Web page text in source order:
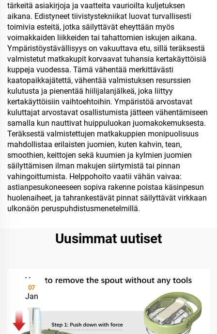
tärkeitä asiakirjoja ja vaatteita vaurioilta kuljetuksen
aikana. Edistyneet tiivistystekniikat luovat turvallisesti
toimivia esteitä, jotka säilyttävät eheyttään myös
voimakkaiden liikkeiden tai tahattomien iskujen aikana.
Ympäristöystävällisyys on vakuuttava etu, sillä teräksestä
valmistetut matkakupit korvaavat tuhansia kertakäyttöisiä
kuppeja vuodessa. Tämä vähentää merkittävästi
kaatopaikkajätettä, vähentää valmistuksen resurssien
kulutusta ja pienentää hiilijalanjälkeä, joka liittyy
kertakäyttöisiin vaihtoehtoihin. Ympäristöä arvostavat
kuluttajat arvostavat osallistumista jätteen vähentämiseen
samalla kun nauttivat huippuluokan juomakokemuksesta.
Teräksestä valmistettujen matkakuppien monipuolisuus
mahdollistaa erilaisten juomien, kuten kahvin, tean,
smoothien, keittojen sekä kuumien ja kylmien juomien
säilyttämisen ilman makujen siirtymistä tai pinnan
vahingoittumista. Helppohoito vaatii vähän vaivaa:
astianpesukoneeseen sopiva rakenne poistaa käsinpesun
huolenaiheet, ja tahrankestävät pinnat säilyttävät virkkaan
ulkonäön peruspuhdistusmenetelmillä.
Uusimmat uutiset
07
Jan